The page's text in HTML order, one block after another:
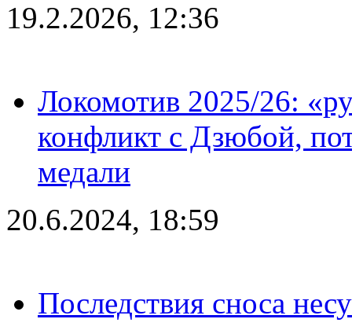
19.2.2026, 12:36
Локомотив 2025/26:
конфликт с Дзюбой,
медали
20.6.2024, 18:59
Последствия сноса